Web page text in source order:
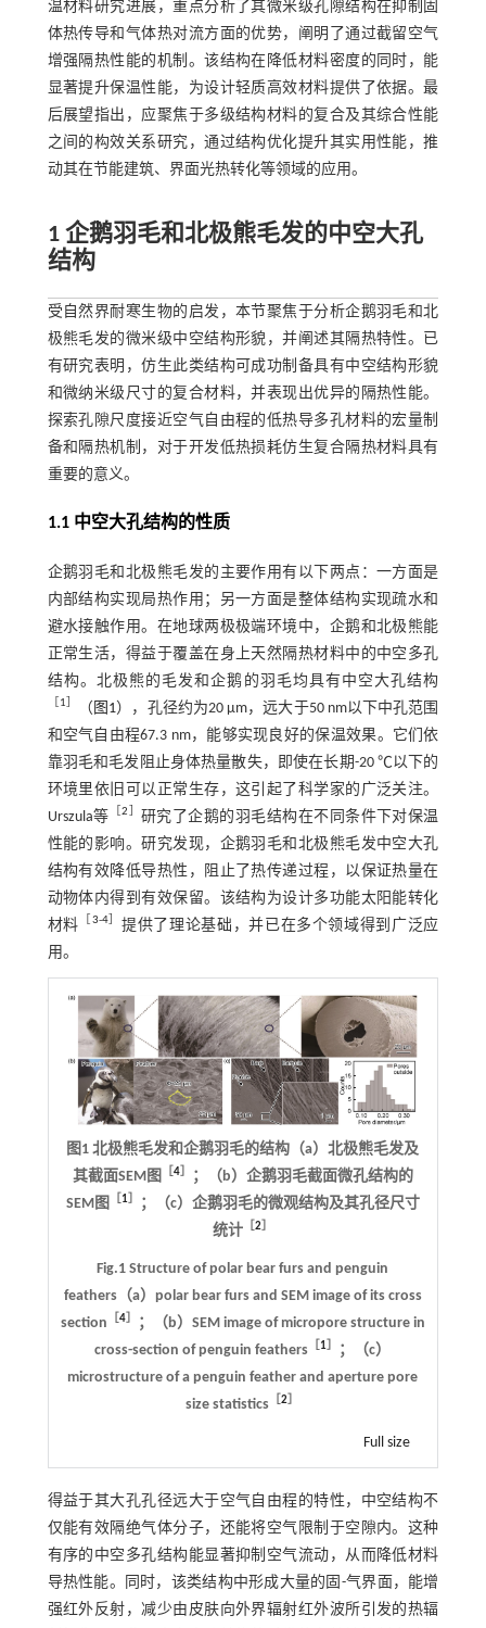
温材料研究进展，重点分析了其微米级孔隙结构在抑制固
体热传导和气体热对流方面的优势，阐明了通过截留空气
增强隔热性能的机制。该结构在降低材料密度的同时，能
显著提升保温性能，为设计轻质高效材料提供了依据。最
后展望指出，应聚焦于多级结构材料的复合及其综合性能
之间的构效关系研究，通过结构优化提升其实用性能，推
动其在节能建筑、界面光热转化等领域的应用。
1 企鹅羽毛和北极熊毛发的中空大孔
结构
受自然界耐寒生物的启发，本节聚焦于分析企鹅羽毛和北
极熊毛发的微米级中空结构形貌，并阐述其隔热特性。已
有研究表明，仿生此类结构可成功制备具有中空结构形貌
和微纳米级尺寸的复合材料，并表现出优异的隔热性能。
探索孔隙尺度接近空气自由程的低热导多孔材料的宏量制
备和隔热机制，对于开发低热损耗仿生复合隔热材料具有
重要的意义。
1.1 中空大孔结构的性质
企鹅羽毛和北极熊毛发的主要作用有以下两点：一方面是
内部结构实现局热作用；另一方面是整体结构实现疏水和
避水接触作用。在地球两极极端环境中，企鹅和北极熊能
正常生活，得益于覆盖在身上天然隔热材料中的中空多孔
结构。北极熊的毛发和企鹅的羽毛均具有中空大孔结构
［1］ （ 图1），孔径约为20 μm，远大于50 nm以下中孔范围
和空气自由程67.3 nm，能够实现良好的保温效果。它们依
靠羽毛和毛发阻止身体热量散失，即使在长期-20 ℃以下的
环境里依旧可以正常生存，这引起了科学家的广泛关注。
Urszula等 ［2］ 研究了企鹅的羽毛结构在不同条件下对保温
性能的影响。研究发现，企鹅羽毛和北极熊毛发中空大孔
结构有效降低导热性，阻止了热传递过程，以保证热量在
动物体内得到有效保留。该结构为设计多功能太阳能转化
材料 ［3-4］ 提供了理论基础，并已在多个领域得到广泛应
用。
图1 北极熊毛发和企鹅羽毛的结构（a）北极熊毛发及
其截面SEM图［ 4］
；（b）企鹅羽毛截面微孔结构的
SEM图［ 1］
；（c）企鹅羽毛的微观结构及其孔径尺寸
统计［ 2］
Fig.1 Structure of polar bear furs and penguin
feathers（a）polar bear furs and SEM image of its cross
section
4］
；（b）SEM image of micropore structure in
cross-section of penguin feathers
1］
；（c）
microstructure of a penguin feather and aperture pore
size statistics ［2］
Full size
得益于其大孔孔径远大于空气自由程的特性，中空结构不
仅能有效隔绝气体分子，还能将空气限制于空隙内。这种
有序的中空多孔结构能显著抑制空气流动，从而降低材料
导热性能。同时，该类结构中形成大量的固-气界面，能增
强红外反射，减少由皮肤向外界辐射红外波所引发的热辐